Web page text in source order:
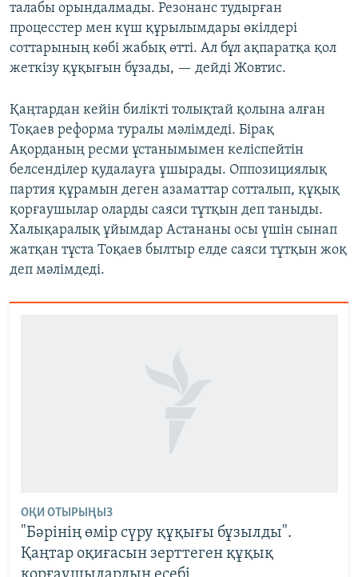
талабы орындалмады. Резонанс тудырған
процесстер мен күш құрылымдары өкілдері
соттарының көбі жабық өтті. Ал бұл ақпаратқа қол
жеткізу құқығын бұзады, — дейді Жовтис.
Қаңтардан кейін билікті толықтай қолына алған
Тоқаев реформа туралы мәлімдеді. Бірақ
Ақорданың ресми ұстанымымен келіспейтін
белсенділер қудалауға ұшырады. Оппозициялық
партия құрамын деген азаматтар сотталып, құқық
қорғаушылар оларды саяси тұтқын деп таныды.
Халықаралық ұйымдар Астананы осы үшін сынап
жатқан тұста Тоқаев былтыр елде саяси тұтқын жоқ
деп мәлімдеді.
ОҚИ ОТЫРЫҢЫЗ
"Бәрінің өмір сүру құқығы бұзылды".
Қаңтар оқиғасын зерттеген құқық